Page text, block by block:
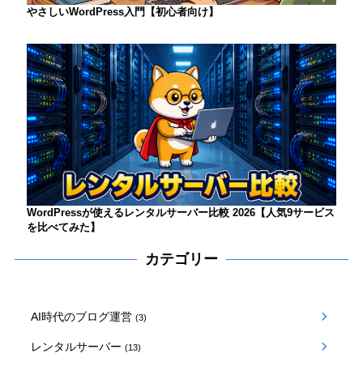
やさしいWordPress入門【初心者向け】
WordPressが使えるレンタルサーバー比較 2026【人気9サービス
を比べてみた】
カテゴリー
AI時代のブログ運営 (3)
レンタルサーバー (13)